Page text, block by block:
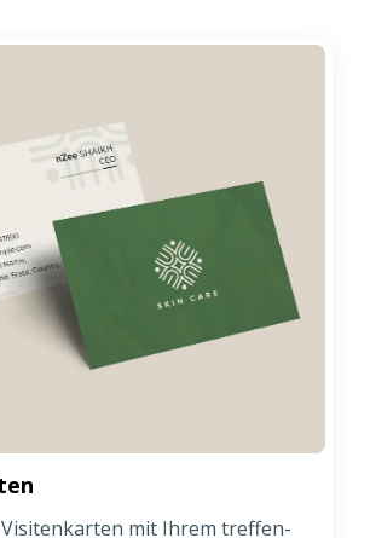
Visitenkarten mit Ihrem treffen-